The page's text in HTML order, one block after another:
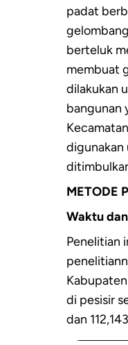
padat
berteluk
membuat
dilakukan
bangunan
digunakan
METODE
Waktu
Penelitian
di pesisir
dan